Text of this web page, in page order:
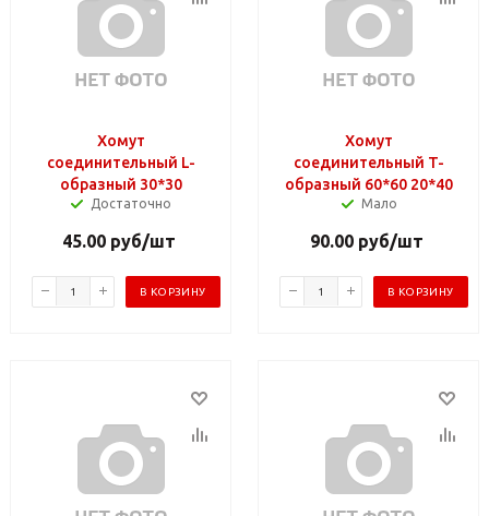
Хомут
соединительный L-
образный 30*30
Достаточно
45.00 руб/шт
В КОРЗИНУ
Хомут
соединительный T-
образный 60*60 20*40
Мало
90.00 руб/шт
В КОРЗИНУ